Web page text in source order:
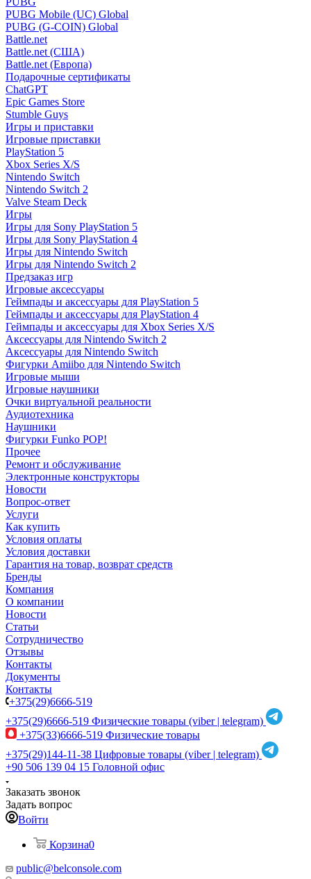
PUBG Mobile (UC) Global
PUBG (G-COIN) Global
Battle.net
Battle.net (США)
Battle.net (Европа)
Подарочные сертификаты
ChatGPT
Epic Games Store
Stumble Guys
Игры и приставки
Игровые приставки
PlayStation 5
Xbox Series X/S
Nintendo Switch
Nintendo Switch 2
Valve Steam Deck
Игры
Игры для Sony PlayStation 5
Игры для Sony PlayStation 4
Игры для Nintendo Switch
Игры для Nintendo Switch 2
Предзаказ игр
Игровые аксессуары
Геймпады и аксессуары для PlayStation 5
Геймпады и аксессуары для PlayStation 4
Геймпады и аксессуары для Xbox Series X/S
Аксессуары для Nintendo Switch 2
Аксессуары для Nintendo Switch
Фигурки Amiibo для Nintendo Switch
Игровые мыши
Игровые наушники
Очки виртуальной реальности
Аудиотехника
Наушники
Фигурки Funko POP!
Прочее
Ремонт и обслуживание
Электронные конструкторы
Новости
Вопрос-ответ
Услуги
Как купить
Условия оплаты
Условия доставки
Гарантия на товар, возврат средств
Бренды
Компания
О компании
Новости
Статьи
Сотрудничество
Отзывы
Контакты
Документы
Контакты
+375(29)6666-519
+375(29)6666-519 Физические товары (viber | telegram)
+375(33)6666-519 Физические товары
+375(29)144-11-38 Цифровые товары (viber | telegram)
+90 506 139 04 15 Головной офис
Заказать звонок
Задать вопрос
Войти
Корзина0
public@belconsole.com